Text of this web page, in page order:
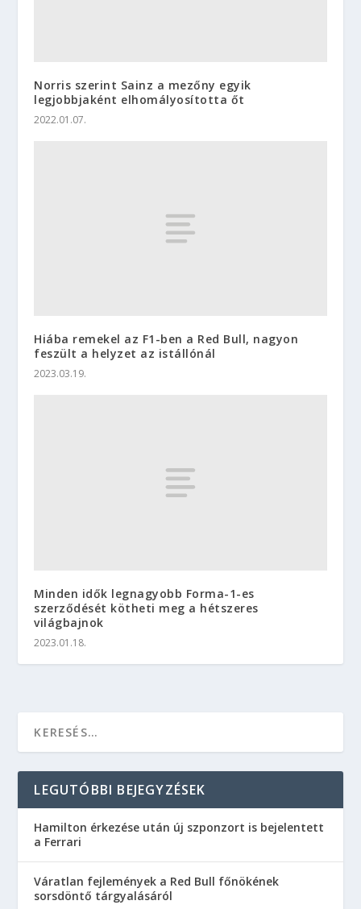
Norris szerint Sainz a mezőny egyik
legjobbjaként elhomályosította őt
2022.01.07.
Hiába remekel az F1-ben a Red Bull, nagyon
feszült a helyzet az istállónál
2023.03.19.
Minden idők legnagyobb Forma-1-es
szerződését kötheti meg a hétszeres
világbajnok
2023.01.18.
LEGUTÓBBI BEJEGYZÉSEK
Hamilton érkezése után új szponzort is bejelentett
a Ferrari
Váratlan fejlemények a Red Bull főnökének
sorsdöntő tárgyalásáról